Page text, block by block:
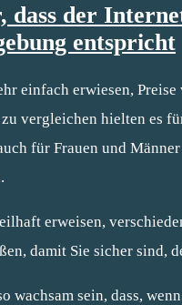
dass der
entspricht
einfach erwiesen,
vergleichen hielten es
für Frauen und
erweisen,
damit Sie sicher sind,
wachsam sein, dass,